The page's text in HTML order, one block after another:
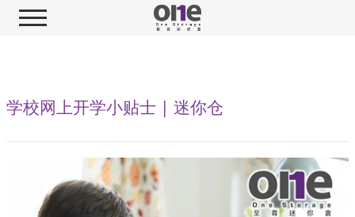
学校网上开学小贴士 | 迷你仓